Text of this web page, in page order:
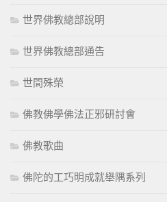
世界佛教總部說明
世界佛教總部通告
世間殊榮
佛教佛學佛法正邪研討會
佛教歌曲
佛陀的工巧明成就舉隅系列